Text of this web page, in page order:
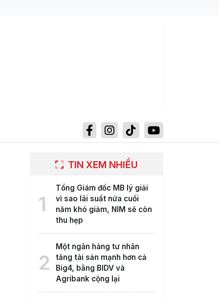
TIN XEM NHIỀU
1
Tổng Giám đốc MB lý giải
vì sao lãi suất nửa cuối
năm khó giảm, NIM sẽ còn
thu hẹp
2
Một ngân hàng tư nhân
tăng tài sản mạnh hơn cả
Big4, bằng BIDV và
Agribank cộng lại